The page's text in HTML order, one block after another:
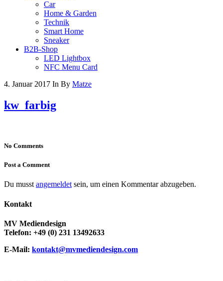
Car
Home & Garden
Technik
Smart Home
Sneaker
B2B-Shop
LED Lightbox
NFC Menu Card
4. Januar 2017 In By Matze
kw_farbig
No Comments
Post a Comment
Du musst angemeldet sein, um einen Kommentar abzugeben.
Kontakt
MV Mediendesign
Telefon: +49 (0) 231 13492633
E-Mail: kontakt@mvmediendesign.com